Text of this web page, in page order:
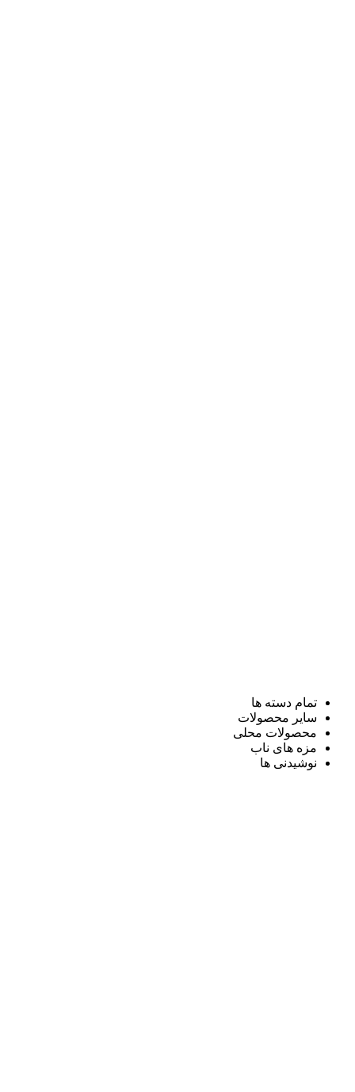
تمام دسته ها
سایر محصولات
محصولات محلی
مزه های ناب
نوشیدنی ها